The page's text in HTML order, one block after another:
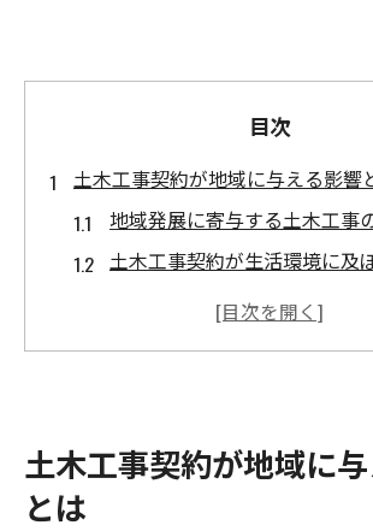
目次
土木工事契約が地域に与える影響
地域発展に寄与する土木工事
土木工事契約が生活環境に及
社会的責任としての土木工事
住環境を支える土木工事契約の基本
土木工事契約が地域に
とは